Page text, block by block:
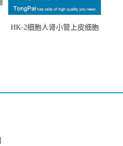
HK-2细胞人肾小管上皮细胞